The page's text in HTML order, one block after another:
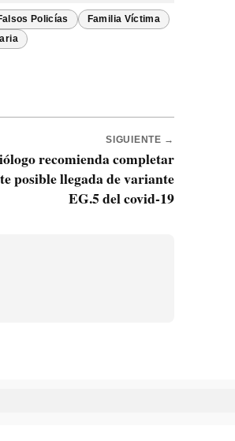
Policías Familia Víctima
SIGUIENTE →
recomienda completar
posible llegada de variante
EG.5 del covid-19